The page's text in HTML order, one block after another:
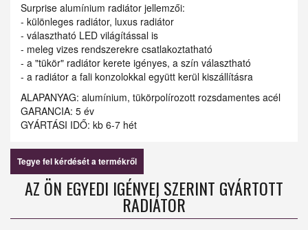
Surprise alumínium radiátor jellemzői:
- különleges radiátor, luxus radiátor
- választható LED világítással is
- meleg vizes rendszerekre csatlakoztatható
- a "tükör" radiátor kerete igényes, a szín választható
- a radiátor a fali konzolokkal együtt kerül kiszállításra
ALAPANYAG: alumínium, tükörpolírozott rozsdamentes acél
GARANCIA: 5 év
GYÁRTÁSI IDŐ: kb 6-7 hét
Tegye fel kérdését a termékről
AZ ÖN EGYEDI IGÉNYEI SZERINT GYÁRTOTT
RADIÁTOR